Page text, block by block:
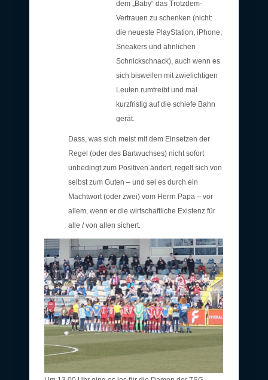
dem „Baby“ das Trotzdem-
Vertrauen zu schenken (nicht:
die neueste PlayStation, iPhone,
Sneakers und ähnlichen
Schnickschnack), auch wenn es
sich bisweilen mit zwielichtigen
Leuten rumtreibt und mal
kurzfristig auf die schiefe Bahn
gerät.
Dass, was sich meist mit dem Einsetzen der
Regel (oder des Bartwuchses) nicht sofort
unbedingt zum Positiven ändert, regelt sich von
selbst zum Guten – und sei es durch ein
Machtwort (oder zwei) vom Herrn Papa – vor
allem, wenn er die wirtschaftliche Existenz für
alle / von allen sichert.